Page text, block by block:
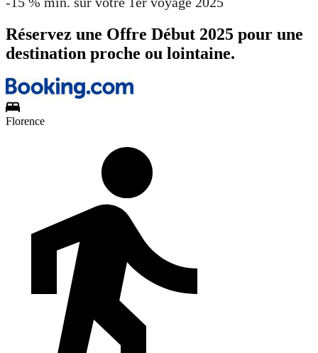
Réservez une Offre Début 2025 pour une
destination proche ou lointaine.
Florence